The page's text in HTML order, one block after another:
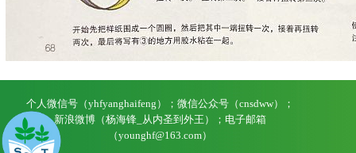
个人微信号（yhfyanghaifeng）；微信公众号（cnsdww）；
新浪微博（杨海锋_从内圣到外王）；电子邮箱
（younghf@163.com）